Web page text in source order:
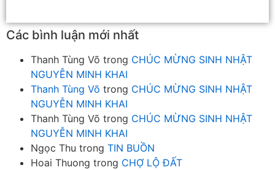
Các bình luận mới nhất
Thanh Tùng Võ trong CHÚC MỪNG SINH NHẬT
NGUYỄN MINH KHAI
Thanh Tùng Võ trong CHÚC MỪNG SINH NHẬT
NGUYỄN MINH KHAI
Thanh Tùng Võ trong CHÚC MỪNG SINH NHẬT
NGUYỄN MINH KHAI
Ngọc Thu trong TIN BUỒN
Hoai Thuong trong CHỢ LỘ ĐẤT